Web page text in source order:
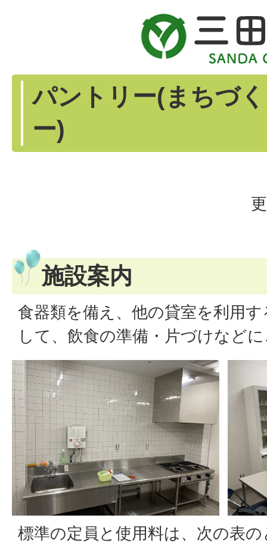
パントリー(まちづ
ー)
施設案内
食器類を備え、他の貸室を利用
して、飲食の準備・片づけなど
標準の定員と使用料は、次の表